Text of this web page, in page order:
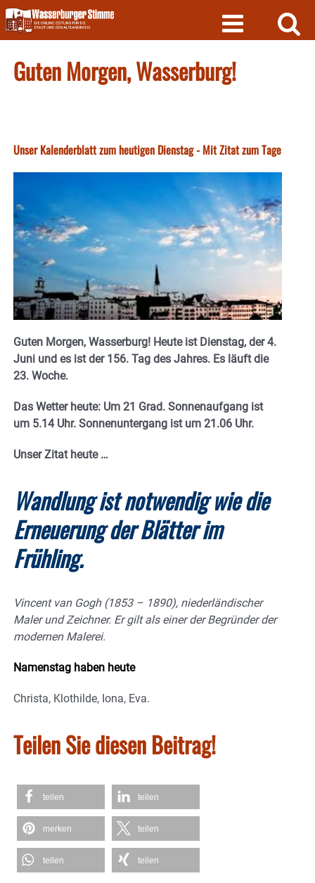
Skip
to
content
Guten Morgen, Wasserburg!
Unser Kalenderblatt zum heutigen Dienstag - Mit Zitat zum Tage
Guten Morgen, Wasserburg! Heute ist Dienstag, der 4.
Juni und es ist der 156. Tag des Jahres. Es läuft die
23. Woche.
Das Wetter heute: Um 21 Grad. Sonnenaufgang ist
um 5.14 Uhr. Sonnenuntergang ist um 21.06 Uhr.
Unser Zitat heute …
Wandlung ist notwendig wie die
Erneuerung der Blätter im
Frühling.
Vincent van Gogh (1853 – 1890), niederländischer
Maler und Zeichner. Er gilt als einer der Begründer der
modernen Malerei.
Namenstag haben heute
Christa, Klothilde, Iona, Eva.
Teilen Sie diesen Beitrag!
teilen teilen
merken teilen
teilen teilen